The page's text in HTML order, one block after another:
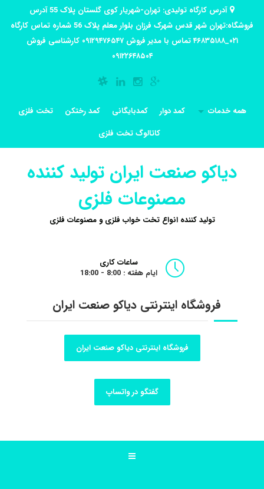
آدرس کارگاه تولیدی: تهران-شهریار کوی گلستان پلاک 55 آدرس
فروشگاه:تهران شهر قدس شهرک فرزان بلوار معلم پلاک 56 شماره تماس کارگاه
۰۲۱_۴۶۸۳۵۱۸۸ تماس با مدیر فروش ۰۹۱۲۹۴۷۶۵۴۷ کارشناسی فروش
۰۹۱۲۲۶۴۸۵۰۴
همه خدمات کمد دوار کمدبایگانی کمد رختکن
تخت فلزی
کاتالوگ تخت فلزی
دیاکو صنعت ایران تولید کننده
مصنوعات فلزی
تولید کننده انواع تخت خواب فلزی و مصنوعات فلزی
ساعات کاری
ایام هفته : 8:00 - 18:00
فروشگاه اینترنتی دیاکو صنعت ایران
فروشگاه اینترنتی دیاکو صنعت ایران
گفتگو در واتساپ